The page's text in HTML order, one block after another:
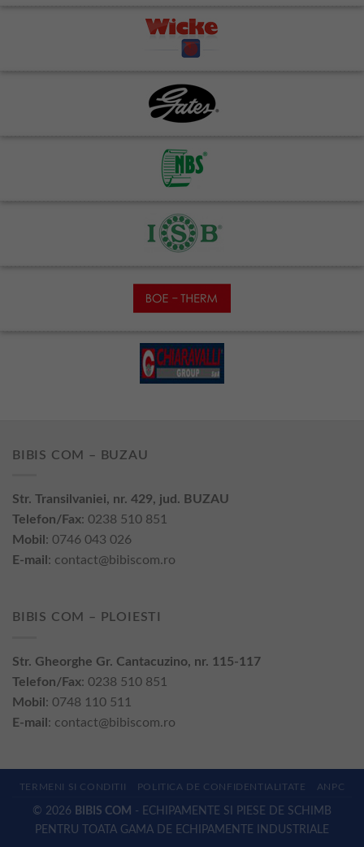
BIBIS COM – BUZAU
Str. Transilvaniei, nr. 429, jud. BUZAU
Telefon/Fax: 0238 510 851
Mobil : 0746 043 026
E-mail : contact@bibiscom.ro
BIBIS COM – PLOIESTI
Str. Gheorghe Gr. Cantacuzino, nr. 115-117
Telefon/Fax: 0238 510 851
Mobil : 0748 110 511
E-mail : contact@bibiscom.ro
TERMENI SI CONDITII POLITICA DE CONFIDENTIALITATE ANPC
© 2026 BIBIS COM - ECHIPAMENTE SI PIESE DE SCHIMB
PENTRU TOATA GAMA DE ECHIPAMENTE INDUSTRIALE